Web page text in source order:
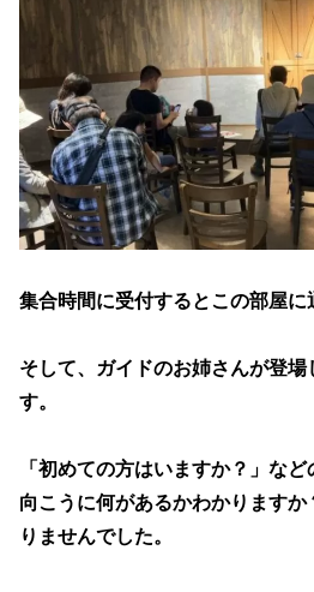
集合時間に受付するとこの部屋に
そして、ガイドのお姉さんが登場
す。
「初めての方はいますか？」な
向こうに何があるかわかります
りませんでした。